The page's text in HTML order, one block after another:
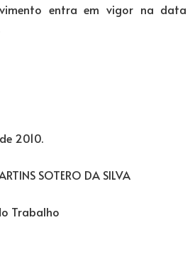
entra em vigor na
2010.
SOTERO DA SILVA
Trabalho